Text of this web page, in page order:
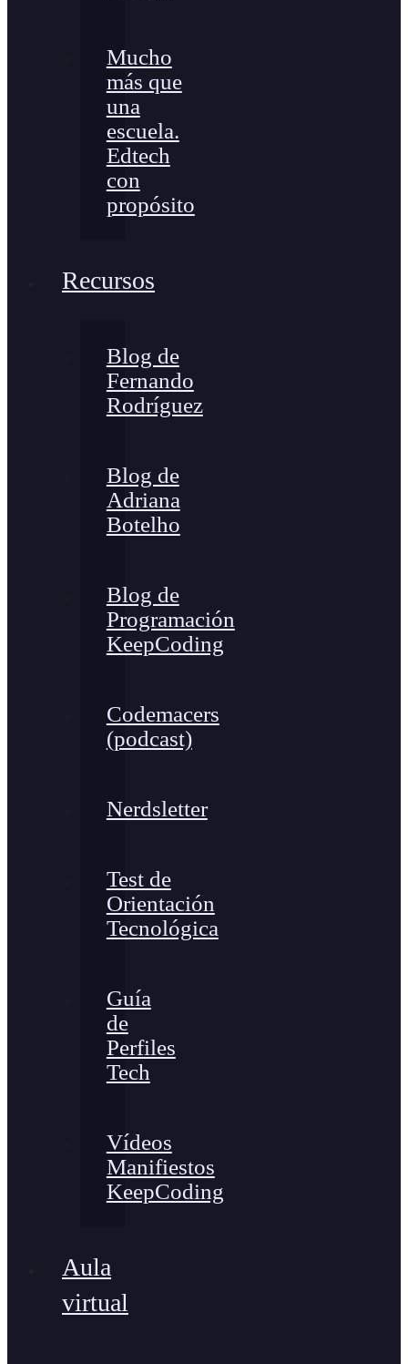
Mucho
más que
una
escuela.
Edtech
con
propósito
Recursos
Blog de
Fernando
Rodríguez
Blog de
Adriana
Botelho
Blog de
Programación
KeepCoding
Codemacers
(podcast)
Nerdsletter
Test de
Orientación
Tecnológica
Guía
de
Perfiles
Tech
Vídeos
Manifiestos
KeepCoding
Aula
virtual